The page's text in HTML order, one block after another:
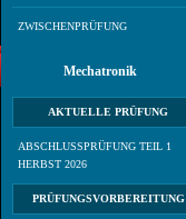
ZWISCHENPRÜFUNG
Mechatronik
AKTUELLE PRÜFUNG
ABSCHLUSSPRÜFUNG TEIL 1
HERBST 2026
PRÜFUNGSVORBEREITUNG